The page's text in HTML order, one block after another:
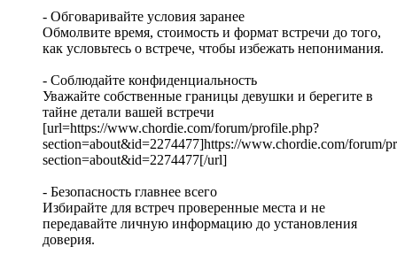
- Обговаривайте условия заранее
Обмолвите время, стоимость и формат встречи до того,
как условьтесь о встрече, чтобы избежать непонимания.
- Соблюдайте конфиденциальность
Уважайте собственные границы девушки и берегите в
тайне детали вашей встречи
[url=https://www.chordie.com/forum/profile.php?
section=about&id=2274477]https://www.chordie.com/forum/
section=about&id=2274477[/url]
- Безопасность главнее всего
Избирайте для встреч проверенные места и не
передавайте личную информацию до установления
доверия.